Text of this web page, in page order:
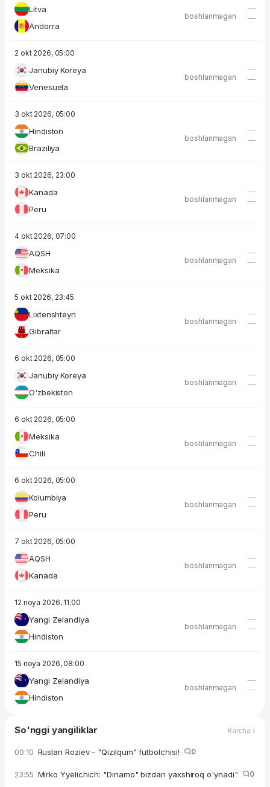
Litva
Andorra
boshlanmagan
—
—
2 okt 2026, 05:00
Janubiy Koreya
Venesuela
boshlanmagan
—
—
3 okt 2026, 05:00
Hindiston
Braziliya
boshlanmagan
—
—
3 okt 2026, 23:00
Kanada
Peru
boshlanmagan
—
—
4 okt 2026, 07:00
AQSH
Meksika
boshlanmagan
—
—
5 okt 2026, 23:45
Lixtenshteyn
Gibraltar
boshlanmagan
—
—
6 okt 2026, 05:00
Janubiy Koreya
O'zbekiston
boshlanmagan
—
—
6 okt 2026, 05:00
Meksika
Chili
boshlanmagan
—
—
6 okt 2026, 05:00
Kolumbiya
Peru
boshlanmagan
—
—
7 okt 2026, 05:00
AQSH
Kanada
boshlanmagan
—
—
12 noya 2026, 11:00
Yangi Zelandiya
Hindiston
boshlanmagan
—
—
15 noya 2026, 08:00
Yangi Zelandiya
Hindiston
boshlanmagan
—
—
So'nggi yangiliklar Barcha ›
00:10 Ruslan Roziev - "Qizilqum" futbolchisi! 0
23:55 Mirko Yyelichich: "Dinamo" bizdan yaxshiroq o'ynadi" 0